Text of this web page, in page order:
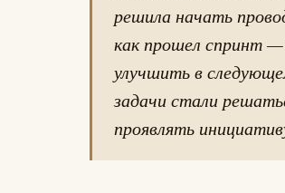
решила начать
как прошел спринт
улучшить в
задачи стали
проявлять